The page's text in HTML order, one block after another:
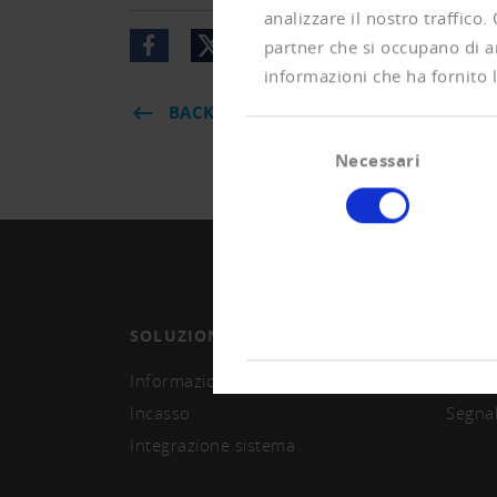
analizzare il nostro
partner che si occupano di
informazioni che ha fornito
Necessari
BACK
SOLUZIONI
Informazioni e monitoring
Incasso
Integrazione sistema